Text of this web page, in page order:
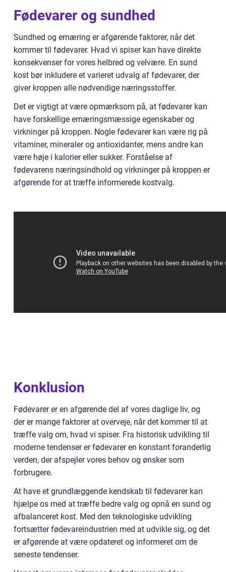
Fødevarer og sundhed
Sundhed og ernæring er afgørende faktorer, når det
kommer til fødevarer. Hvad vi spiser kan have direkte
konsekvenser for vores helbred og velvære. En sund
kost bør inkludere et varieret udvalg af fødevarer, der
giver kroppen alle nødvendige næringsstoffer.
Det er vigtigt at være opmærksom på, at fødevarer kan
have forskellige ernæringsmæssige egenskaber og
virkninger på kroppen. Nogle fødevarer kan være rig på
vitaminer, mineraler og antioxidanter, mens andre kan
være høje i kalorier eller sukker. Forståelse af
fødevarens næringsindhold og virkninger på kroppen er
afgørende for at træffe informerede kostvalg.
Konklusion
Fødevarer er en afgørende del af vores daglige liv, og
der er mange faktorer at overveje, når det kommer til at
træffe valg om, hvad vi spiser. Fra historisk udvikling til
moderne tendenser er fødevarer en konstant foranderlig
verden, der afspejler vores behov og ønsker som
forbrugere.
At have et grundlæggende kendskab til fødevarer kan
hjælpe os med at træffe bedre valg og opnå en sund og
afbalanceret kost. Med den teknologiske udvikling
fortsætter fødevareindustrien med at udvikle sig, og det
er afgørende at være opdateret og informeret om de
seneste tendenser.